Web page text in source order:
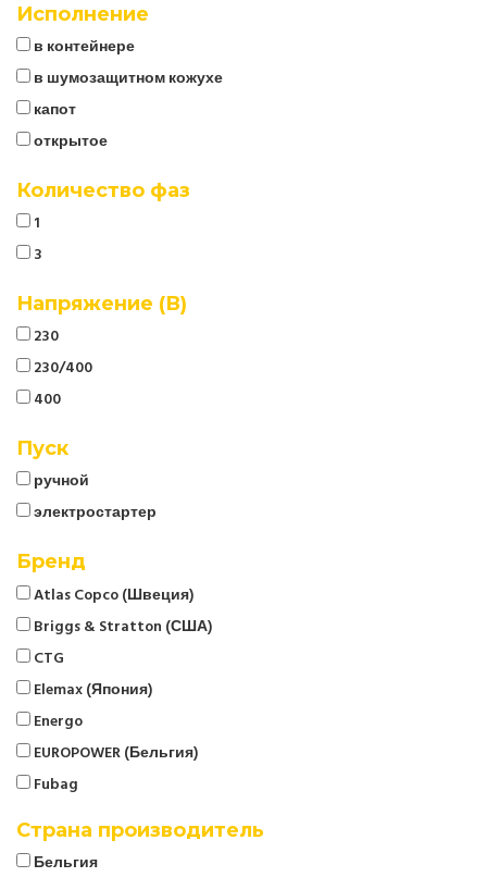
Исполнение
в контейнере
в шумозащитном кожухе
капот
открытое
Количество фаз
1
3
Напряжение (В)
230
230/400
400
Пуск
ручной
электростартер
Бренд
Atlas Copco (Швеция)
Briggs & Stratton (США)
CTG
Elemax (Япония)
Energo
EUROPOWER (Бельгия)
Fubag
Genmac (Италия)
Страна производитель
Бельгия